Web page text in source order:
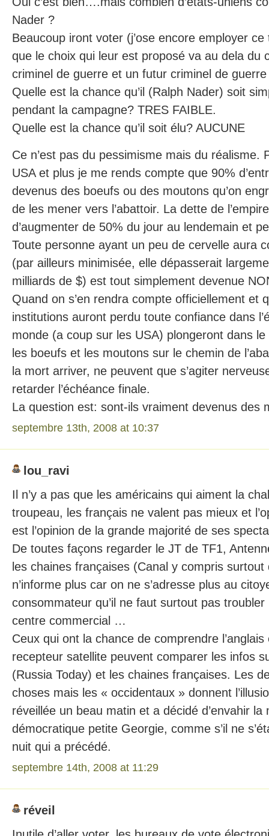
Nader ?
Beaucoup iront voter (j’ose encore employer
que le choix qui leur est proposé va au dela du
criminel de guerre et un futur criminel de
Quelle est la chance qu’il (Ralph Nader) soit
pendant la campagne? TRES FAIBLE.
Quelle est la chance qu’il soit élu? AUCUNE
Ce n’est pas du pessimisme mais du réalisme.
USA et plus je me rends compte que 90%
devenus des boeufs ou des moutons qu’on
de les mener vers l’abattoir. La dette de
d’augmenter de 50% du jour au lendemain et
Toute personne ayant un peu de cervelle aura
(par ailleurs minimisée, elle dépasserait
milliards de $) est tout simplement devenue
Quand on s’en rendra compte officiellement et
institutions auront perdu toute confiance dans
monde (a coup sur les USA) plongeront dans
les boeufs et les moutons sur le chemin de
la mort arriver, ne peuvent que s’agiter
retarder l’échéance finale.
La question est: sont-ils vraiment devenus des
septembre 13th, 2008 at 10:37
lou_ravi
Il n’y a pas que les américains qui aiment la
troupeau, les français ne valent pas mieux et
est l’opinion de la grande majorité de ses
De toutes façons regarder le JT de TF1,
les chaines françaises (Canal y compris
n’informe plus car on ne s’adresse plus au
consommateur qu’il ne faut surtout pas
centre commercial …
Ceux qui ont la chance de comprendre l’anglais
recepteur satellite peuvent comparer les infos
(Russia Today) et les chaines françaises. Les
choses mais les « occidentaux » donnent
réveillée un beau matin et a décidé d’envahir la
démocratique petite Georgie, comme s’il ne
nuit qui a précédé.
septembre 14th, 2008 at 11:29
réveil